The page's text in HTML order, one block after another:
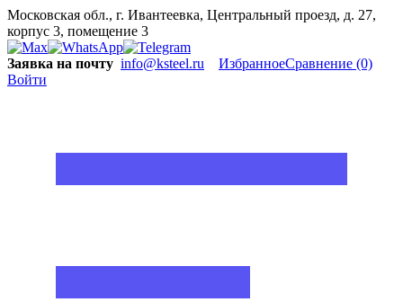
Московская обл., г. Ивантеевка, Центральный проезд, д. 27,
корпус 3, помещение 3
Заявка на почту info@ksteel.ru ИзбранноеСравнение (0)
Войти